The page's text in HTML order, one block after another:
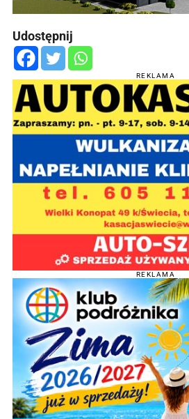
Udostępnij
REKLAMA
REKLAMA